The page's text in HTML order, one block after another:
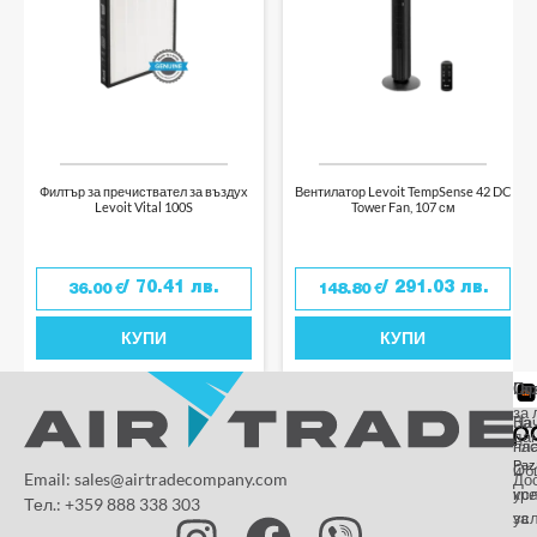
Филтър за пречиствател за въздух
Levoit Vital 100S
36.00€/ 70.41 лв.
КУПИ
Вентилатор Levoit TempSense 42 DC
Tower Fan, 107 см
148.80€/ 291.03 лв.
КУПИ
Email: sales@airtradecompany.com
Тел.: +359 888 338 303
За
нас
и
за
за